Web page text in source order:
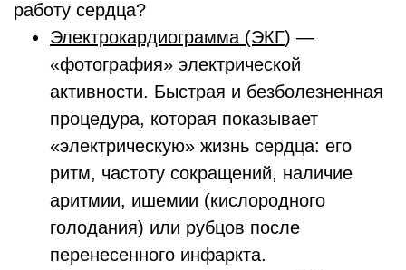
работу сердца?
Электрокардиограмма (ЭКГ) —
«фотография» электрической
активности. Быстрая и безболезненная
процедура, которая показывает
«электрическую» жизнь сердца: его
ритм, частоту сокращений, наличие
аритмии, ишемии (кислородного
голодания) или рубцов после
перенесенного инфаркта.